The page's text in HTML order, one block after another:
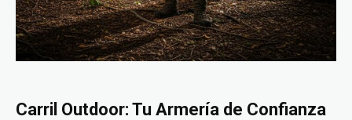
Carril Outdoor: Tu Armería de Confianza